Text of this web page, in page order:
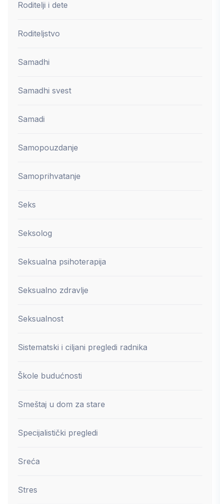
Roditelji i dete
Roditeljstvo
Samadhi
Samadhi svest
Samadi
Samopouzdanje
Samoprihvatanje
Seks
Seksolog
Seksualna psihoterapija
Seksualno zdravlje
Seksualnost
Sistematski i ciljani pregledi radnika
Škole budućnosti
Smeštaj u dom za stare
Specijalistički pregledi
Sreća
Stres